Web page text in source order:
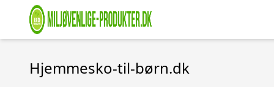
Hjemmesko-til-børn.dk